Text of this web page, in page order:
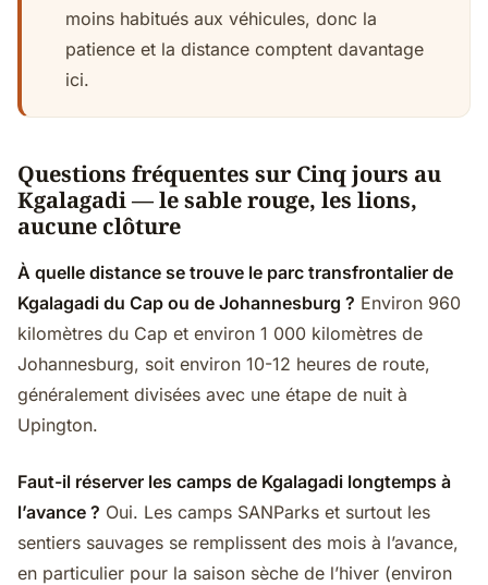
moins habitués aux véhicules, donc la
patience et la distance comptent davantage
ici.
Questions fréquentes sur Cinq jours au
Kgalagadi — le sable rouge, les lions,
aucune clôture
À quelle distance se trouve le parc transfrontalier de
Kgalagadi du Cap ou de Johannesburg ? Environ 960
kilomètres du Cap et environ 1 000 kilomètres de
Johannesburg, soit environ 10-12 heures de route,
généralement divisées avec une étape de nuit à
Upington.
Faut-il réserver les camps de Kgalagadi longtemps à
l’avance ? Oui. Les camps SANParks et surtout les
sentiers sauvages se remplissent des mois à l’avance,
en particulier pour la saison sèche de l’hiver (environ